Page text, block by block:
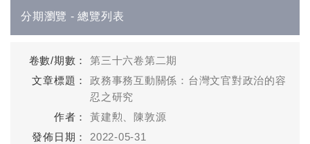
分期瀏覽 - 總覽列表
第三十六卷第二期
政務事務互動關係：台灣文官對政治的容
忍之研究
黃建勲、陳敦源
2022-05-31